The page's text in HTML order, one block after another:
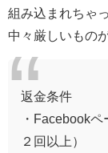
組み込まれちゃ
中々厳しいもの
返金条件
・Facebook
２回以上）